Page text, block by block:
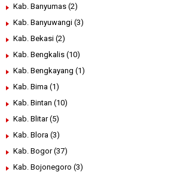
Kab. Banyumas (2)
Kab. Banyuwangi (3)
Kab. Bekasi (2)
Kab. Bengkalis (10)
Kab. Bengkayang (1)
Kab. Bima (1)
Kab. Bintan (10)
Kab. Blitar (5)
Kab. Blora (3)
Kab. Bogor (37)
Kab. Bojonegoro (3)